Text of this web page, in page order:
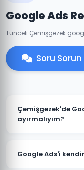
Google Ads
Tunceli Çemişgezek
Soru Sorun
Çemişgezek'de
ayırmalıyım?
1.500 TL ile
Google Ads'i